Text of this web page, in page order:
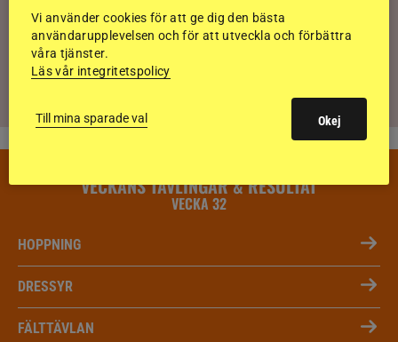
Ridsport Play: Grand Prix-tränaren avslöjar
sina knep – så blir hästen trygg överallt
VECKANS TÄVLINGAR & RESULTAT
VECKA 32
HOPPNING
DRESSYR
FÄLTTÄVLAN
Vi använder cookies för att ge dig den bästa
användarupplevelsen och för att utveckla och förbättra
våra tjänster.
Läs vår integritetspolicy
Till mina sparade val Okej